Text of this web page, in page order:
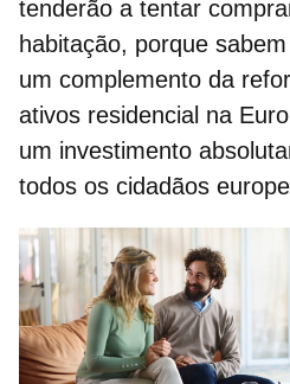
tenderão a tentar
habitação, porque
um complemento da
ativos residencial na
um investimento
todos os cidadãos